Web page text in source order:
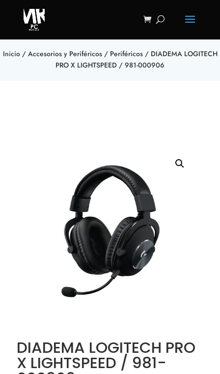
Inicio/ Accesorios y Periféricos/ Periféricos/ DIADEMA LOGITECH
PRO X LIGHTSPEED / 981-000906
DIADEMA LOGITECH PRO
X LIGHTSPEED / 981-